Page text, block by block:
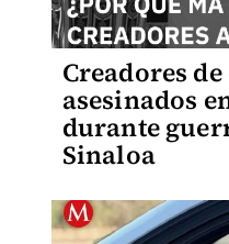
Creadores
asesinados
durante
Sinaloa